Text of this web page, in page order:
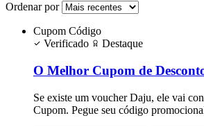
Ordenar por
Cupom Código
Verificado
Destaque
O Melhor Cupom de
Se existe um voucher Daju, ele vai
Cupom. Pegue seu código